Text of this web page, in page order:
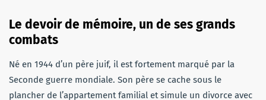
Le devoir de mémoire, un de ses grands
combats
Né en 1944 d’un père juif, il est fortement marqué par la
Seconde guerre mondiale. Son père se cache sous le
plancher de l’appartement familial et simule un divorce avec